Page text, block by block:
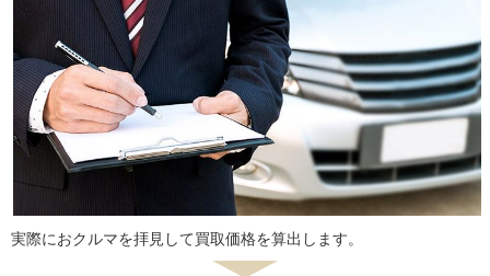
実際におクルマを拝見して買取価格を算出します。